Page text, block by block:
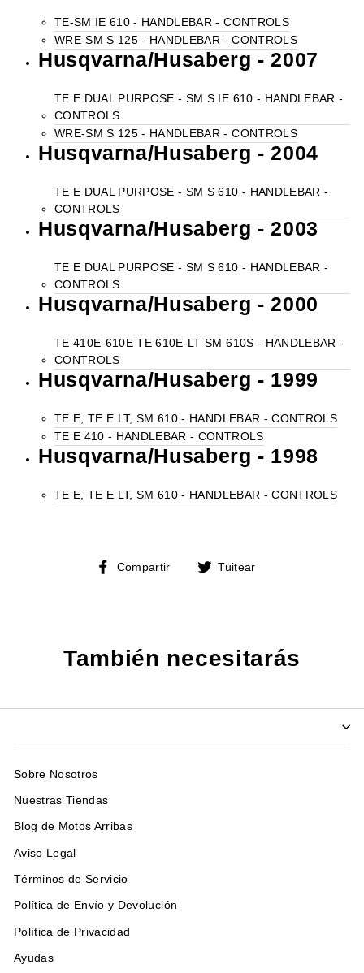
TE-SM IE 610 - HANDLEBAR - CONTROLS
WRE-SM S 125 - HANDLEBAR - CONTROLS
Husqvarna/Husaberg - 2007
TE E DUAL PURPOSE - SM S IE 610 - HANDLEBAR -
CONTROLS
WRE-SM S 125 - HANDLEBAR - CONTROLS
Husqvarna/Husaberg - 2004
TE E DUAL PURPOSE - SM S 610 - HANDLEBAR -
CONTROLS
Husqvarna/Husaberg - 2003
TE E DUAL PURPOSE - SM S 610 - HANDLEBAR -
CONTROLS
Husqvarna/Husaberg - 2000
TE 410E-610E TE 610E-LT SM 610S - HANDLEBAR -
CONTROLS
Husqvarna/Husaberg - 1999
TE E, TE E LT, SM 610 - HANDLEBAR - CONTROLS
TE E 410 - HANDLEBAR - CONTROLS
Husqvarna/Husaberg - 1998
TE E, TE E LT, SM 610 - HANDLEBAR - CONTROLS
Compartir
CompartirTuitear
También necesitarás
Sobre Nosotros
Nuestras Tiendas
Blog de Motos Arribas
Aviso Legal
Términos de Servicio
Política de Envío y Devolución
Política de Privacidad
Ayudas